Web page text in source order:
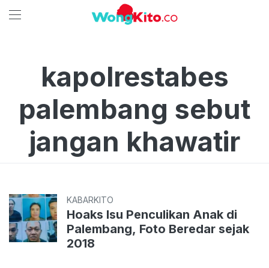
kapolrestabes
palembang sebut
jangan khawatir
KABARKITO
Hoaks Isu Penculikan Anak di
Palembang, Foto Beredar sejak
2018